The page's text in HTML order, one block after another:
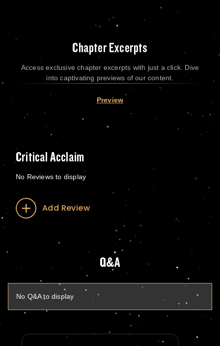
Chapter Excerpts
Access exclusive chapter excerpts with just a click. Dive
into captivating previews of our content.
Preview
Critical Acclaim
No Reviews to display
Add Review
Q&A
No Q&A to display